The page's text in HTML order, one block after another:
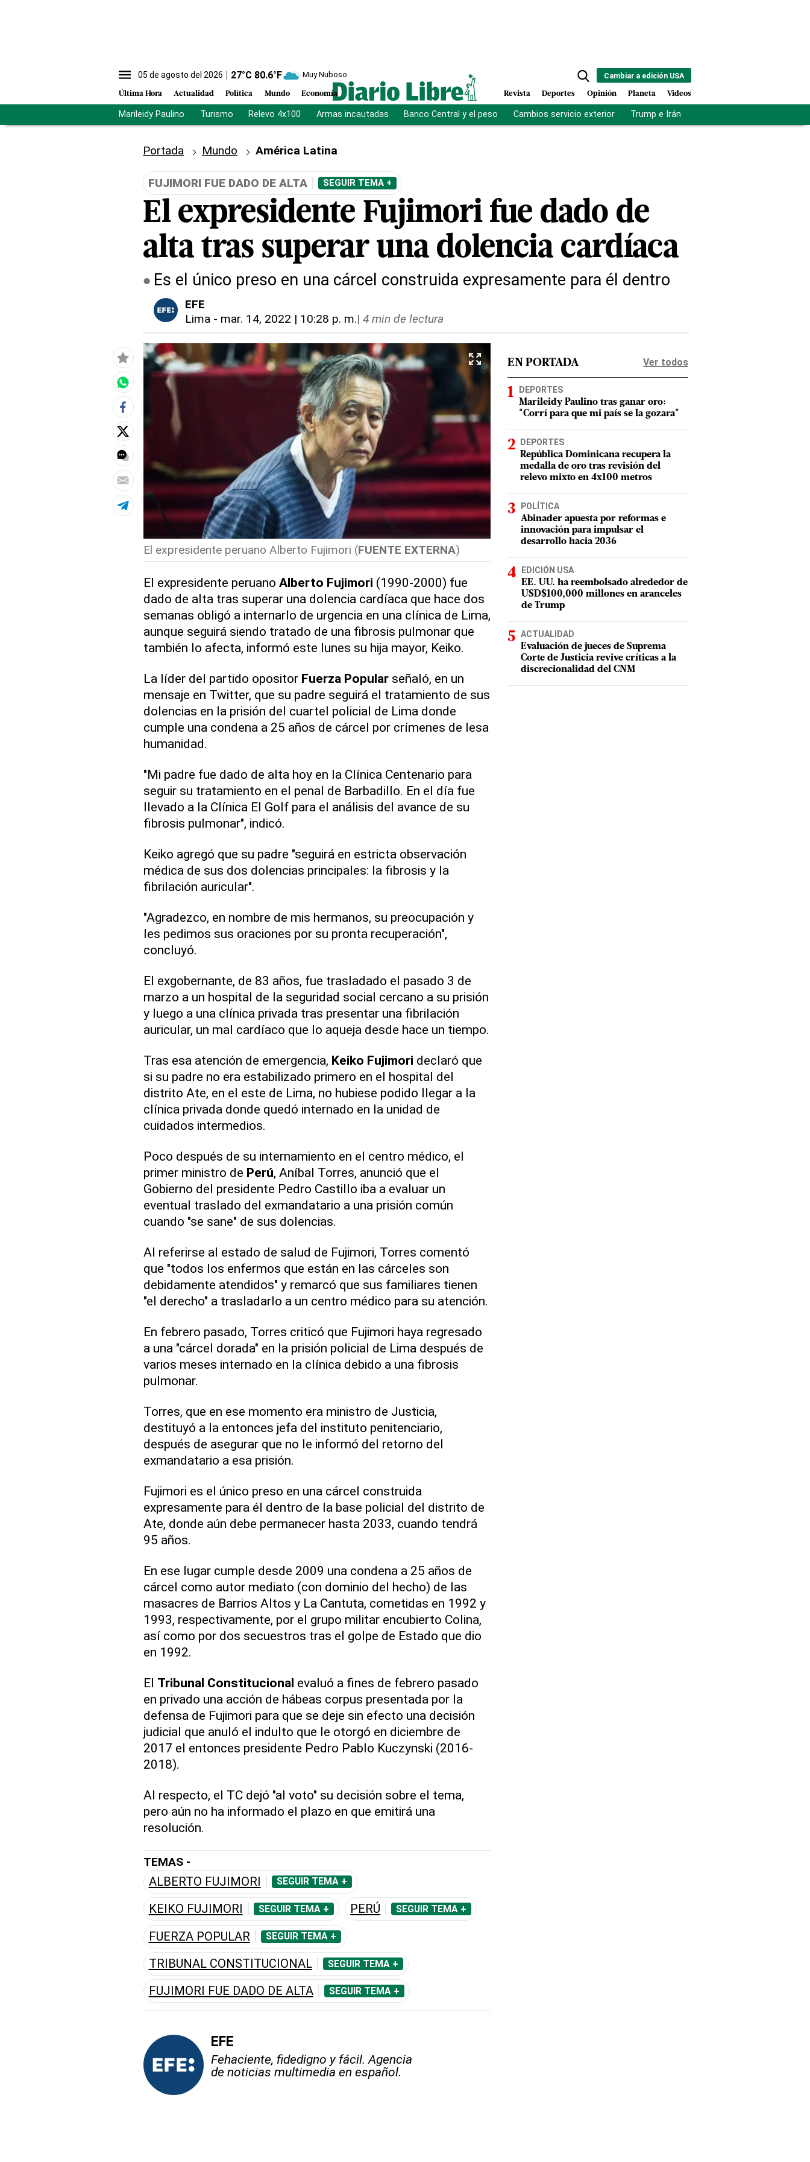
05 de agosto del 2026 27°C 80.6°F Muy Nuboso
Última Hora Actualidad Política Mundo Economía
Cambiar a edición USA
Revista Deportes Opinión Planeta Videos
Marileidy Paulino Turismo Relevo 4x100 Armas incautadas Banco Central y el peso Cambios servicio exterior Trump e Irán
Portada Mundo América Latina
FUJIMORI FUE DADO DE ALTA SEGUIR TEMA +
El expresidente Fujimori fue dado de
alta tras superar una dolencia cardíaca
Es el único preso en una cárcel construida expresamente para él dentro
EFE
Lima - mar. 14, 2022 | 10:28 p. m.| 4 min de lectura
El expresidente peruano Alberto Fujimori (FUENTE EXTERNA)
El expresidente peruano Alberto Fujimori (1990-2000) fue
dado de alta tras superar una dolencia cardíaca que hace dos
semanas obligó a internarlo de urgencia en una clínica de Lima,
aunque seguirá siendo tratado de una fibrosis pulmonar que
también lo afecta, informó este lunes su hija mayor, Keiko.
La líder del partido opositor Fuerza Popularseñaló, en un
mensaje en Twitter, que su padre seguirá el tratamiento de sus
dolencias en la prisión del cuartel policial de Lima donde
cumple una condena a 25 años de cárcel por crímenes de lesa
humanidad.
"Mi padre fue dado de alta hoy en la Clínica Centenario para
seguir su tratamiento en el penal de Barbadillo. En el día fue
llevado a la Clínica El Golf para el análisis del avance de su
fibrosis pulmonar", indicó.
Keiko agregó que su padre "seguirá en estricta observación
médica de sus dos dolencias principales: la fibrosis y la
fibrilación auricular".
"Agradezco, en nombre de mis hermanos, su preocupación y
les pedimos sus oraciones por su pronta recuperación",
concluyó.
El exgobernante, de 83 años, fue trasladado el pasado 3 de
marzo a un hospital de la seguridad social cercano a su prisión
y luego a una clínica privada tras presentar una fibrilación
auricular, un mal cardíaco que lo aqueja desde hace un tiempo.
Tras esa atención de emergencia, Keiko Fujimori declaró que
si su padre no era estabilizado primero en el hospital del
distrito Ate, en el este de Lima, no hubiese podido llegar a la
clínica privada donde quedó internado en la unidad de
cuidados intermedios.
Poco después de su internamiento en el centro médico, el
primer ministro de Perú, Aníbal Torres, anunció que el
Gobierno del presidente Pedro Castillo iba a evaluar un
eventual traslado del exmandatario a una prisión común
cuando "se sane" de sus dolencias.
Al referirse al estado de salud de Fujimori, Torres comentó
que "todos los enfermos que están en las cárceles son
debidamente atendidos" y remarcó que sus familiares tienen
"el derecho" a trasladarlo a un centro médico para su atención.
En febrero pasado, Torres criticó que Fujimori haya regresado
a una "cárcel dorada" en la prisión policial de Lima después de
varios meses internado en la clínica debido a una fibrosis
pulmonar.
Torres, que en ese momento era ministro de Justicia,
destituyó a la entonces jefa del instituto penitenciario,
después de asegurar que no le informó del retorno del
exmandatario a esa prisión.
Fujimori es el único preso en una cárcel construida
expresamente para él dentro de la base policial del distrito de
Ate, donde aún debe permanecer hasta 2033, cuando tendrá
95 años.
En ese lugar cumple desde 2009 una condena a 25 años de
cárcel como autor mediato (con dominio del hecho) de las
masacres de Barrios Altos y La Cantuta, cometidas en 1992 y
1993, respectivamente, por el grupo militar encubierto Colina,
así como por dos secuestros tras el golpe de Estado que dio
en 1992.
El Tribunal Constitucional evaluó a fines de febrero pasado
en privado una acción de hábeas corpus presentada por la
defensa de Fujimori para que se deje sin efecto una decisión
judicial que anuló el indulto que le otorgó en diciembre de
2017 el entonces presidente Pedro Pablo Kuczynski (2016-
2018).
Al respecto, el TC dejó "al voto" su decisión sobre el tema,
pero aún no ha informado el plazo en que emitirá una
resolución.
TEMAS -
ALBERTO FUJIMORI SEGUIR TEMA +
KEIKO FUJIMORI SEGUIR TEMA + PERÚ SEGUIR TEMA +
FUERZA POPULAR SEGUIR TEMA +
TRIBUNAL CONSTITUCIONAL SEGUIR TEMA +
FUJIMORI FUE DADO DE ALTA SEGUIR TEMA +
EFE
Fehaciente, fidedigno y fácil. Agencia
de noticias multimedia en español.
EN PORTADA Ver todos
DEPORTES
Marileidy Paulino tras ganar oro:
"Corrí para que mi país se la gozara"
DEPORTES
República Dominicana recupera la
medalla de oro tras revisión del
relevo mixto en 4x100 metros
POLÍTICA
Abinader apuesta por reformas e
innovación para impulsar el
desarrollo hacia 2036
EDICIÓN USA
EE. UU. ha reembolsado alrededor de
USD$100,000 millones en aranceles
de Trump
ACTUALIDAD
Evaluación de jueces de Suprema
Corte de Justicia revive críticas a la
discrecionalidad del CNM